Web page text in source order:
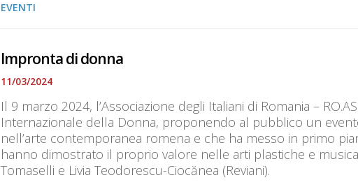
EVENTI
Impronta di donna
11/03/2024
Il 9 marzo 2024, l’Associazione degli Italiani di Romania –
Internazionale della Donna, proponendo al pubblico un
nell’arte contemporanea romena e che ha messo in primo
hanno dimostrato il proprio valore nelle arti plastiche e
Tomaselli e Livia Teodorescu-Ciocănea (Reviani).